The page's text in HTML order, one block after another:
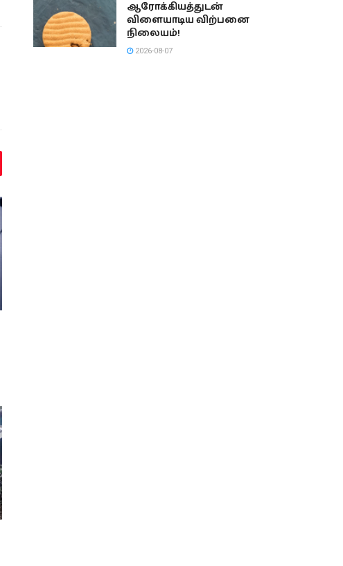
ஆரோக்கியத்துடன்
விளையாடிய விற்பனை
நிலையம்!
2026-08-07